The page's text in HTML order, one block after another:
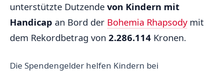
unterstützte Dutzende von Kindern mit
Handicap an Bord der Bohemia Rhapsodymit
dem Rekordbetrag von 2.286.114 Kronen.
Die Spendengelder helfen Kindern bei